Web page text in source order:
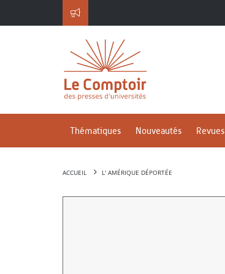
Thématiques Nouveautés Revues
ACCUEIL L' AMÉRIQUE DÉPORTÉE